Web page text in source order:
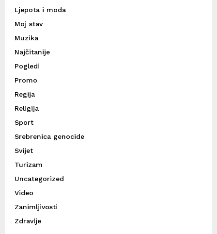
Ljepota i moda
Moj stav
Muzika
Najčitanije
Pogledi
Promo
Regija
Religija
Sport
Srebrenica genocide
Svijet
Turizam
Uncategorized
Video
Zanimljivosti
Zdravlje